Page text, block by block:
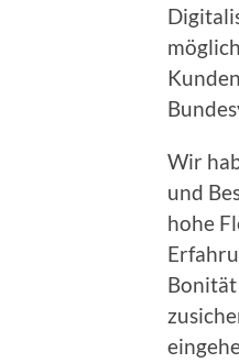
Wir
und
hohe
Bonität